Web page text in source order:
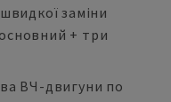
заміни
+ три
ВЧ-двигуни по